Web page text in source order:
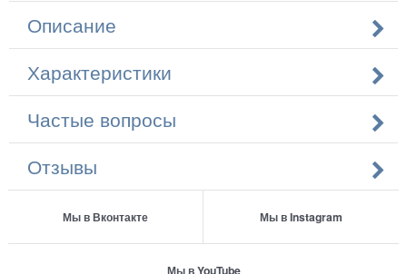
Описание
Характеристики
Частые вопросы
Отзывы
Мы в Вконтакте Мы в Instagram
Мы в YouTube